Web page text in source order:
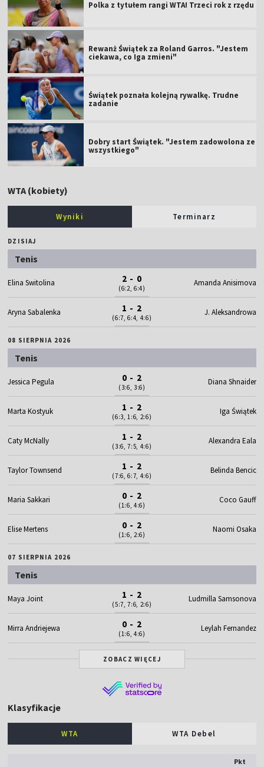
Polka z tytułem rangi WTA! Trzeci rok z rzędu
Rewanż Świątek za Roland Garros. "Jestem
ciekawa, co Iga zmieni"
Świątek poznała kolejną rywalkę. Trudne
zadanie
Dobry start Świątek. "Jestem zadowolona ze
wszystkiego"
WTA (kobiety)
Wyniki Terminarz
DZISIAJ
Tenis
Elina Switolina 2 - 0
(6:2, 6:4)
Amanda Anisimova
Aryna Sabalenka 1 - 2
(6:7, 6:4, 4:6)
J. Aleksandrowa
08 SIERPNIA 2026
Tenis
Jessica Pegula 0 - 2
(3:6, 3:6)
Diana Shnaider
Marta Kostyuk 1 - 2
(6:3, 1:6, 2:6)
Iga Świątek
Caty McNally 1 - 2
(3:6, 7:5, 4:6)
Alexandra Eala
Taylor Townsend 1 - 2
(7:6, 6:7, 4:6)
Belinda Bencic
Maria Sakkari 0 - 2
(1:6, 4:6)
Coco Gauff
Elise Mertens 0 - 2
(1:6, 2:6)
Naomi Osaka
07 SIERPNIA 2026
Tenis
Maya Joint 1 - 2
(5:7, 7:6, 2:6)
Ludmilla Samsonova
Mirra Andriejewa 0 - 2
(1:6, 4:6)
Leylah Fernandez
ZOBACZ WIĘCEJ
Klasyfikacje
WTA WTA Debel
Pkt